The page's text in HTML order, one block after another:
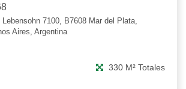
7100, B7608 Mar del Plata,
Aires, Argentina
330 M² Totales